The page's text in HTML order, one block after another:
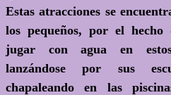
Estas atracciones se
los pequeños, por el
jugar con agua en
lanzándose por sus
chapaleando en las